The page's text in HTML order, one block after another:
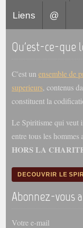
Liens @
Qu'est-ce-que
C'est un ensemble de
superieurs, contenus
constituent la
Le Spiritisme qui veut
entre tous les
HORS LA
DECOUVRIR LE
Abonnez-vous
Votre e-mail